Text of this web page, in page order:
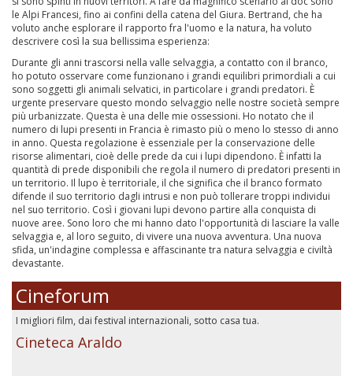
le Alpi Francesi, fino ai confini della catena del Giura. Bertrand, che ha
voluto anche esplorare il rapporto fra l'uomo e la natura, ha voluto
descrivere così la sua bellissima esperienza:
Durante gli anni trascorsi nella valle selvaggia, a contatto con il branco,
ho potuto osservare come funzionano i grandi equilibri primordiali a cui
sono soggetti gli animali selvatici, in particolare i grandi predatori. È
urgente preservare questo mondo selvaggio nelle nostre società sempre
più urbanizzate. Questa è una delle mie ossessioni. Ho notato che il
numero di lupi presenti in Francia è rimasto più o meno lo stesso di anno
in anno. Questa regolazione è essenziale per la conservazione delle
risorse alimentari, cioè delle prede da cui i lupi dipendono. È infatti la
quantità di prede disponibili che regola il numero di predatori presenti in
un territorio. Il lupo è territoriale, il che significa che il branco formato
difende il suo territorio dagli intrusi e non può tollerare troppi individui
nel suo territorio. Così i giovani lupi devono partire alla conquista di
nuove aree. Sono loro che mi hanno dato l'opportunità di lasciare la valle
selvaggia e, al loro seguito, di vivere una nuova avventura. Una nuova
sfida, un'indagine complessa e affascinante tra natura selvaggia e civiltà
devastante.
Cineforum
I migliori film, dai festival internazionali, sotto casa tua.
Cineteca Araldo